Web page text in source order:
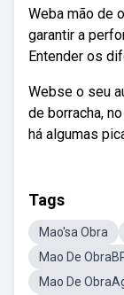
Weba mão de
garantir a
Entender os
Webse o seu
de borracha,
há algumas
Tags
Mao'sa Obra
Mao De
Mao De